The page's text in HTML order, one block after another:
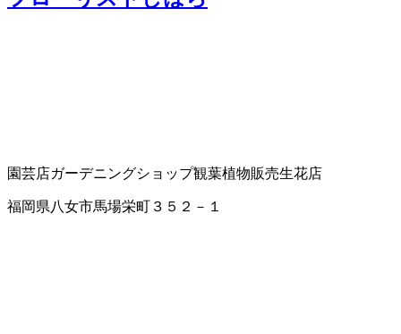
園芸店ガーデニングショップ観葉植物販売生花店
福岡県八女市馬場栄町３５２－１